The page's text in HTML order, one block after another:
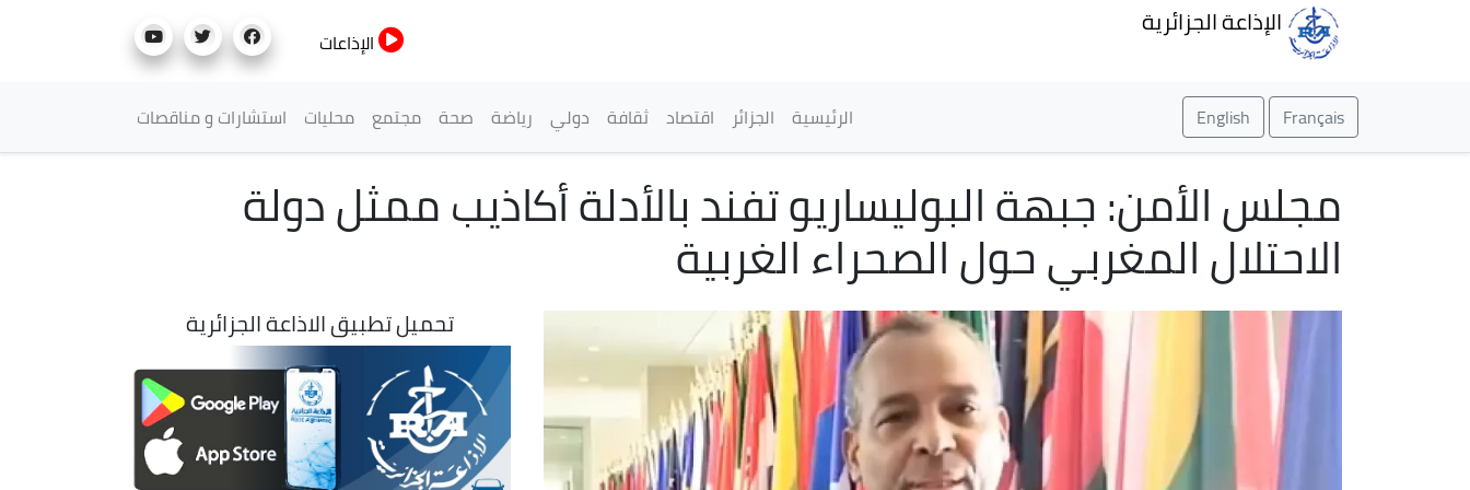
الإذاعة الجزائرية
الإذاعات
Français
English القائمة الرئيسية
الرئيسية الجزائر اقتصاد ثقافة دولي رياضة صحة مجتمع محليات استشارات و مناقصات
مجلس الأمن: جبهة البوليساريو تفند بالأدلة أكاذيب ممثل دولة
الاحتلال المغربي حول الصحراء الغربية
تحميل تطبيق الاذاعة الجزائرية